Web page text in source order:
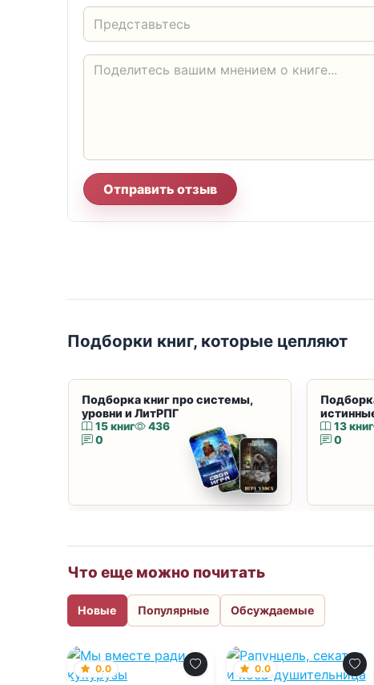
Отправить отзыв
Подборки книг, которые цепляют
Подборка книг про системы,
уровни и ЛитРПГ
15 книг
436
0
13 книг
0
Что еще можно почитать
Новые Популярные Обсуждаемые
0.0 0.0